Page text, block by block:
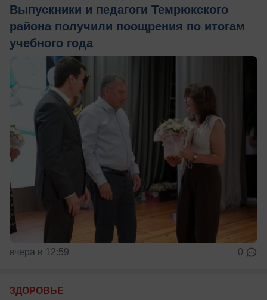
Выпускники и педагоги Темрюкского
района получили поощрения по итогам
учебного года
вчера в 12:59 0
ЗДОРОВЬЕ